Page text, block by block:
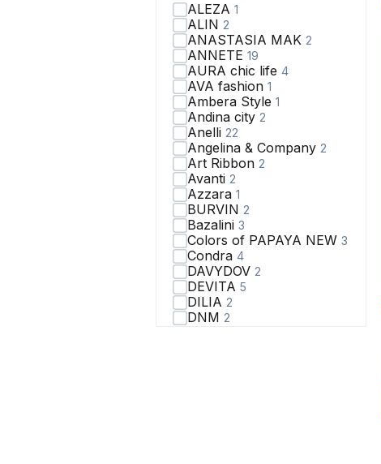
ALEZA 1
ALIN 2
ANASTASIA MAK 2
ANNETE 19
AURA chic life 4
AVA fashion 1
Ambera Style 1
Andina city 2
Anelli 22
Angelina & Сompany 2
Art Ribbon 2
Avanti 2
Azzara 1
BURVIN 2
Bazalini 3
Colors of PAPAYA NEW 3
Condra 4
DAVYDOV 2
DEVITA 5
DILIA 2
DNM 2